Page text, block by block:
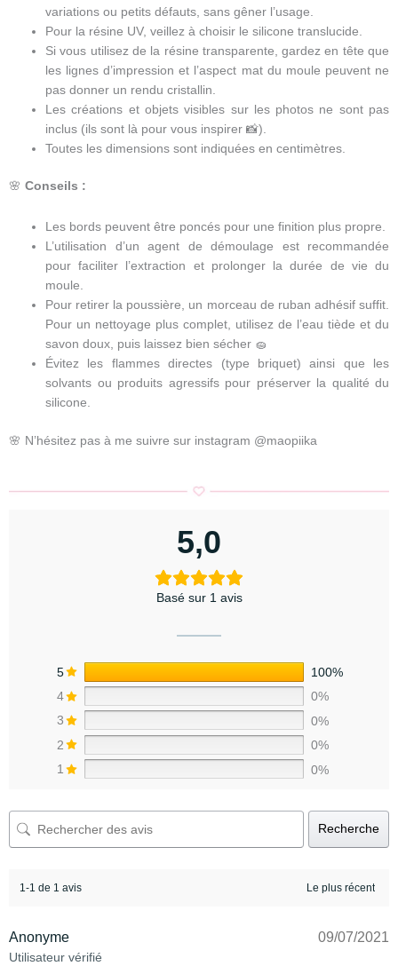
variations ou petits défauts, sans gêner l’usage.
Pour la résine UV, veillez à choisir le silicone translucide.
Si vous utilisez de la résine transparente, gardez en tête que
les lignes d’impression et l’aspect mat du moule peuvent ne
pas donner un rendu cristallin.
Les créations et objets visibles sur les photos ne sont pas
inclus (ils sont là pour vous inspirer 📸).
Toutes les dimensions sont indiquées en centimètres.
🌸 Conseils :
Les bords peuvent être poncés pour une finition plus propre.
L’utilisation d’un agent de démoulage est recommandée
pour faciliter l’extraction et prolonger la durée de vie du
moule.
Pour retirer la poussière, un morceau de ruban adhésif suffit.
Pour un nettoyage plus complet, utilisez de l’eau tiède et du
savon doux, puis laissez bien sécher 🧽
Évitez les flammes directes (type briquet) ainsi que les
solvants ou produits agressifs pour préserver la qualité du
silicone.
🌸 N’hésitez pas à me suivre sur instagram @maopiika
5,0
Basé sur 1 avis
5
100%
4
0%
3
0%
2
0%
1
0%
Recherche
1-1 de 1 avis
Anonyme
Utilisateur vérifié
09/07/2021